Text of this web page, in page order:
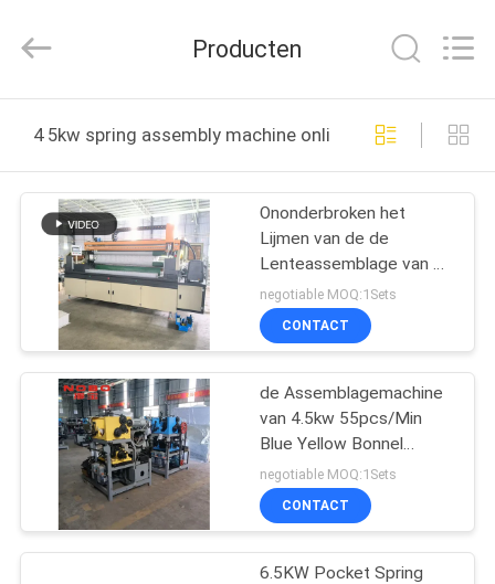
PRODUCTEN
OVER
ONS
FABRIEKSREIS
KWALITEITSCONTROLE
CONTACTEER
ONS
Rights
by
Producten
4 5kw spring assembly machine online fabricage
Ononderbroken het
Lijmen van de de
Lenteassemblage van de
Wijzezak de Machine
Elektronische Controle
negotiable MOQ:1Sets
CONTACT
de Assemblagemachine
van 4.5kw 55pcs/Min
Blue Yellow Bonnel
Spring voor Matras
negotiable MOQ:1Sets
CONTACT
6.5KW Pocket Spring